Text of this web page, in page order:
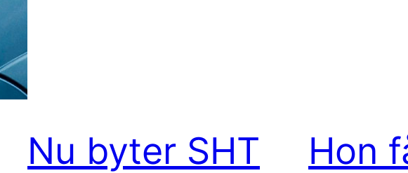
Nu byter SHT
Hon